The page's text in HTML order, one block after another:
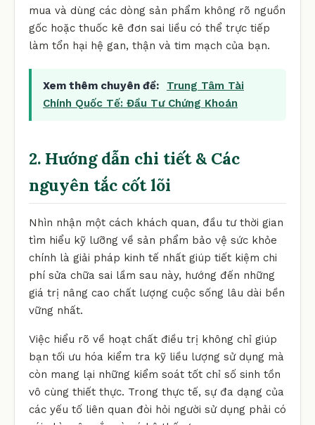
mua và dùng các dòng sản phẩm không rõ nguồn
gốc hoặc thuốc kê đơn sai liều có thể trực tiếp
làm tổn hại hệ gan, thận và tim mạch của bạn.
Xem thêm chuyên đề:
Trung Tâm Tài
Chính Quốc Tế: Đầu Tư Chứng Khoán
2. Hướng dẫn chi tiết & Các
nguyên tắc cốt lõi
Nhìn nhận một cách khách quan, đầu tư thời gian
tìm hiểu kỹ lưỡng về sản phẩm bảo vệ sức khỏe
chính là giải pháp kinh tế nhất giúp tiết kiệm chi
phí sửa chữa sai lầm sau này, hướng đến những
giá trị nâng cao chất lượng cuộc sống lâu dài bền
vững nhất.
Việc hiểu rõ về hoạt chất điều trị không chỉ giúp
bạn tối ưu hóa kiểm tra kỹ liều lượng sử dụng mà
còn mang lại những kiểm soát tốt chỉ số sinh tồn
vô cùng thiết thực. Trong thực tế, sự đa dạng của
các yếu tố liên quan đòi hỏi người sử dụng phải có